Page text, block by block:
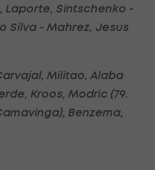
Laporte, Sintschenko -
Silva - Mahrez, Jesus
Militao, Alaba
Kroos, Modric (79.
Benzema,